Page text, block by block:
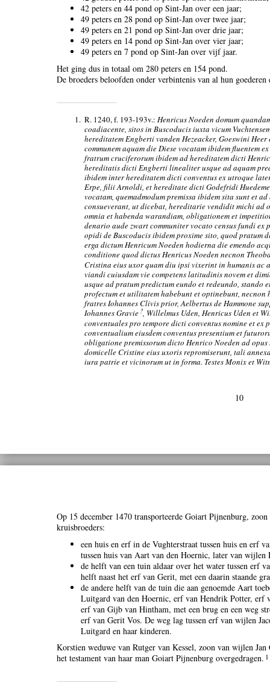
42 peters en 44 pond op Sint-Jan over een jaar;
49 peters en 28 pond op Sint-Jan over twee jaar;
49 peters en 21 pond op Sint-Jan over drie jaar;
49 peters en 14 pond op Sint-Jan over vier jaar;
49 peters en 7 pond op Sint-Jan over vijf jaar.
Het ging dus in totaal om 280 peters en 154 pond.
De broeders beloofden onder verbintenis van al hun goederen
1. R. 1240, f. 193-193v.:Henricus Noeden domum
coadiacente, sitos in Buscoducis iuxta vicum
hereditatem Engberti vanden Hezeacker, Goeswini
communem aquam die Diese vocatam ibidem fluentem
fratrum cruciferorum ibidem ad hereditatem dicti
hereditatis dicti Engberti linealiter usque ad aquam
ibidem inter hereditatem dicti conventus ex utroque
Erpe, filii Arnoldi, et hereditate dicti Godefridi
vocatam, quemadmodum premissa ibidem sita sunt et
consueverant, ut dicebat, hereditarie vendidit michi ad
omnia et habenda warandiam, obligationem et
denario aude zwart communiter vocato census fundi ex
opidi de Buscoducis ibidem proxime sito, quod pratum
erga dictum Henricum Noeden hodierna die emendo
conditione quod dictus Henricus Noeden necnon
Cristina eius uxor quam diu ipsi vixerint in humanis ac
viandi cuiusdam vie competens latitudinis novem et
usque ad pratum predictum eundo et redeundo, stando
profectum et utilitatem habebunt et optinebunt,
fratres Iohannes Clivis prior, Aelbertus de Hammone
Iohannes Gravie ?, Willelmus Uden, Henricus Uden et
conventuales pro tempore dicti conventus nomine et ex
conventualium eiusdem conventus presentium et
obligatione premissorum dicto Henrico Noeden ad
domicelle Cristine eius uxoris repromiserunt, tali
iura patrie et vicinorum ut in forma. Testes Monix et
10
Op 15 december 1470 transporteerde Goiart Pijnenburg,
kruisbroeders:
een huis en erf in de Vughterstraat tussen huis en erf
tussen huis van Aart van den Hoernic, later van wijlen
de helft van een tuin aldaar over het water tussen erf
helft naast het erf van Gerit, met een daarin staande
de andere helft van de tuin die aan genoemde Aart
Luitgard van den Hoernic, erf van Hendrik Potter, erf
erf van Gijb van Hintham, met een brug en een weg
erf van Gerit Vos. De weg lag tussen erf van wijlen
Luitgard en haar kinderen.
Korstien weduwe van Rutger van Kessel, zoon van wijlen Jan
het testament van haar man Goiart Pijnenburg overgedragen. 1